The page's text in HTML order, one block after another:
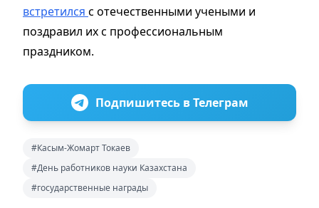
встретился с отечественными учеными и
поздравил их с профессиональным
праздником.
Подпишитесь в Телеграм
#Касым-Жомарт Токаев
#День работников науки Казахстана
#государственные награды